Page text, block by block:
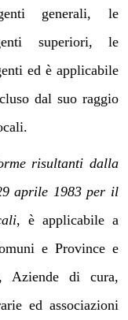
generali, le
superiori, le
ed è applicabile
dal suo raggio
risultanti dalla
aprile 1983 per il
, è applicabile a
e Province e
Aziende di cura,
ed associazioni